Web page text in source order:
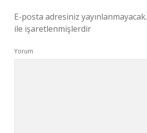
E-posta adresiniz yayınlanmayacak.
ile işaretlenmişlerdir
Yorum